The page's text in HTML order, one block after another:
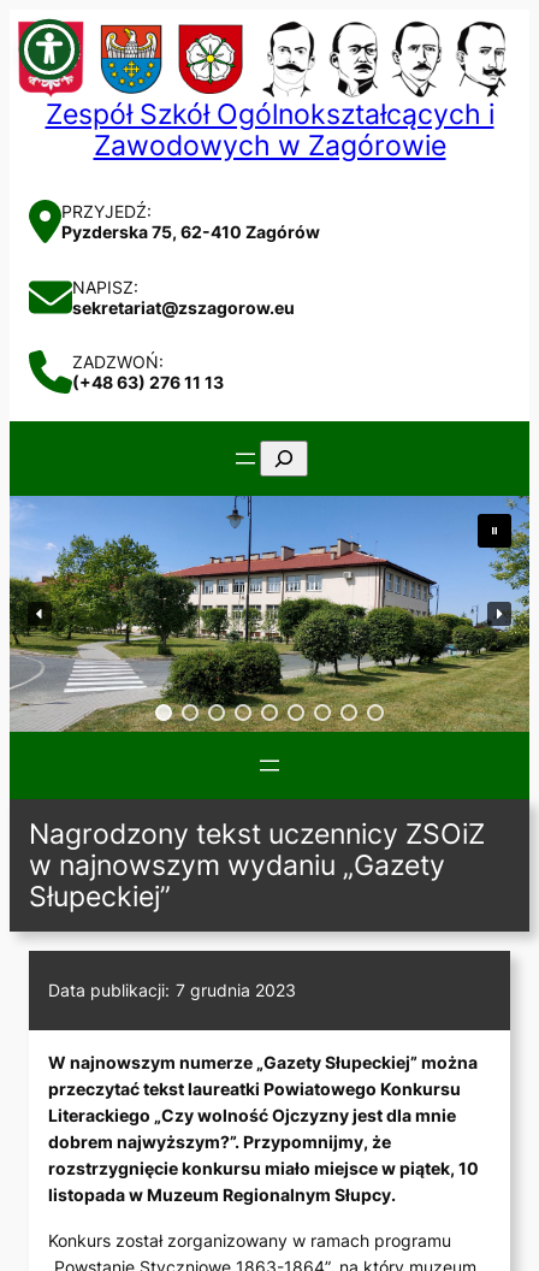
Przejdź
do
treści
Zespół Szkół Ogólnokształcących i
Zawodowych w Zagórowie
PRZYJEDŹ:
Pyzderska 75, 62-410 Zagórów
NAPISZ:
sekretariat@zszagorow.eu
ZADZWOŃ:
(+48 63) 276 11 13
Szukaj
Nagrodzony tekst uczennicy ZSOiZ
w najnowszym wydaniu „Gazety
Słupeckiej”
Data publikacji: 7 grudnia 2023
W najnowszym numerze „Gazety Słupeckiej” można
przeczytać tekst laureatki Powiatowego Konkursu
Literackiego „Czy wolność Ojczyzny jest dla mnie
dobrem najwyższym?”. Przypomnijmy, że
rozstrzygnięcie konkursu miało miejsce w piątek, 10
listopada w Muzeum Regionalnym Słupcy.
Konkurs został zorganizowany w ramach programu